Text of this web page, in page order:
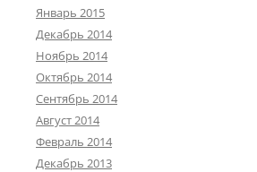
Январь 2015
Декабрь 2014
Ноябрь 2014
Октябрь 2014
Сентябрь 2014
Август 2014
Февраль 2014
Декабрь 2013